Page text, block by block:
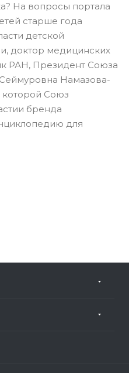
На вопросы портала
старше года
детской
доктор медицинских
РАН, Президент Союза
Намазова-
Союз
бренда
для